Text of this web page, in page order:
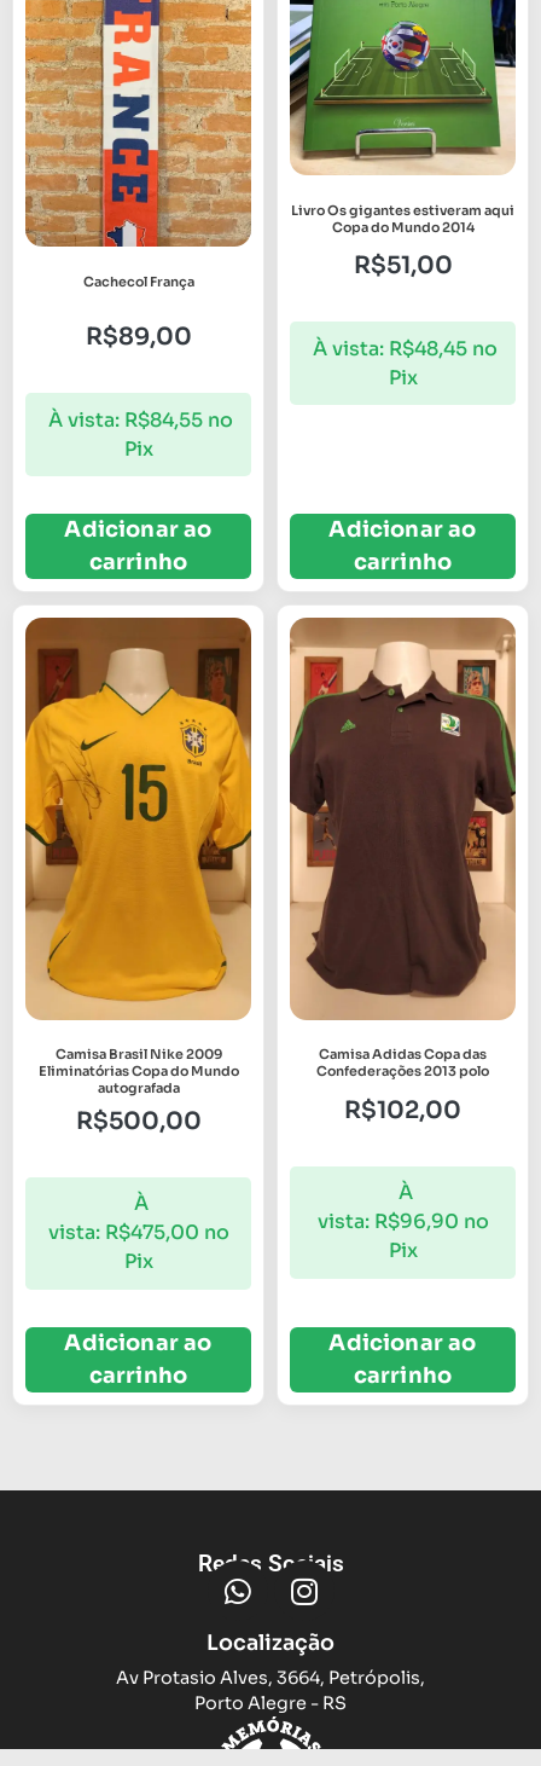
Cachecol França
R$89,00
À vista: R$84,55 no
Pix
Adicionar ao
carrinho
Livro Os gigantes estiveram aqui
Copa do Mundo 2014
R$51,00
À vista: R$48,45 no
Pix
Adicionar ao
carrinho
Camisa Brasil Nike 2009
Eliminatórias Copa do Mundo
autografada
R$500,00
À
vista: R$475,00 no
Pix
Adicionar ao
carrinho
Camisa Adidas Copa das
Confederações 2013 polo
R$102,00
À
vista: R$96,90 no
Pix
Adicionar ao
carrinho
Redes Sociais
Localização
Av Protasio Alves, 3664, Petrópolis,
Porto Alegre - RS